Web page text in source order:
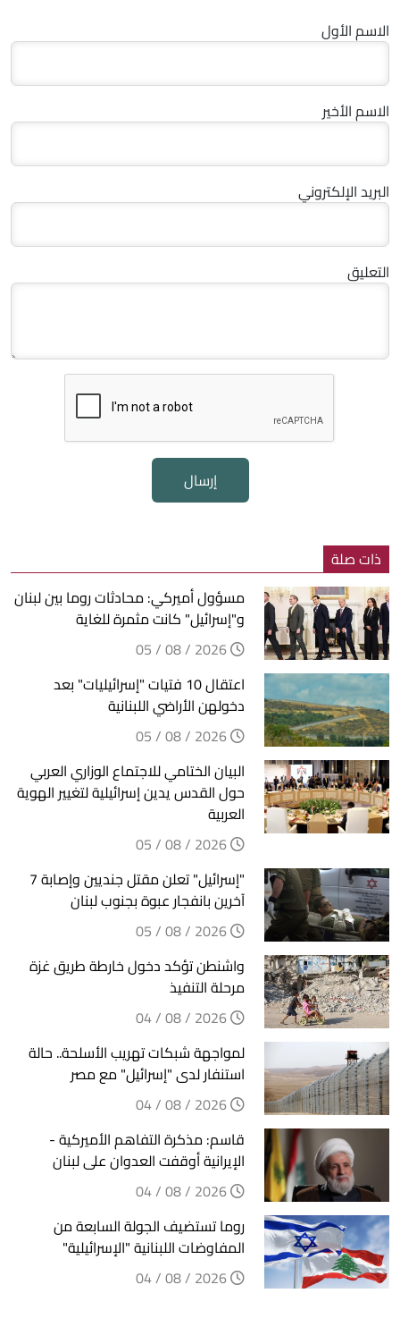
الاسم الأول
الاسم الأخير
البريد الإلكتروني
التعليق
إرسال
ذات صلة
مسؤول أميركي: محادثات روما بين لبنان
و"إسرائيل" كانت مثمرة للغاية
اعتقال 10 فتيات "إسرائيليات" بعد
دخولهن الأراضي اللبنانية
البيان الختامي للاجتماع الوزاري العربي
حول القدس يدين إسرائيلية لتغيير الهوية
العربية
"إسرائيل" تعلن مقتل جنديين وإصابة 7
آخرين بانفجار عبوة بجنوب لبنان
واشنطن تؤكد دخول خارطة طريق غزة
مرحلة التنفيذ
لمواجهة شبكات تهريب الأسلحة.. حالة
استنفار لدى "إسرائيل" مع مصر
قاسم: مذكرة التفاهم الأميركية -
الإيرانية أوقفت العدوان على لبنان
روما تستضيف الجولة السابعة من
المفاوضات اللبنانية "الإسرائيلية"